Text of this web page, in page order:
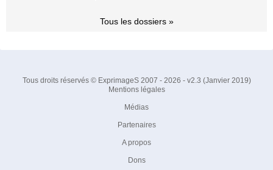
Tous les dossiers »
Tous droits réservés © ExprimageS 2007 - 2026 - v2.3 (Janvier 2019)
Mentions légales
Médias
Partenaires
A propos
Dons